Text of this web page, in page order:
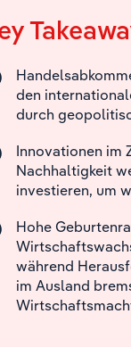
den
durch
Innovationen im
Nachhaltigkeit
investieren, um
Hohe
während
im Ausland